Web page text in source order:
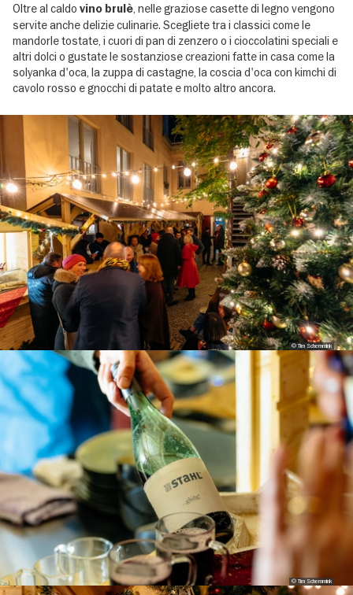
Oltre al caldo vino brulè, nelle graziose casette di legno vengono
servite anche delizie culinarie. Scegliete tra i classici come le
mandorle tostate, i cuori di pan di zenzero o i cioccolatini speciali e
altri dolci o gustate le sostanziose creazioni fatte in casa come la
solyanka d'oca, la zuppa di castagne, la coscia d'oca con kimchi di
cavolo rosso e gnocchi di patate e molto altro ancora.
Image
gallery
© Tim Schemmink
© Tim Schemmink